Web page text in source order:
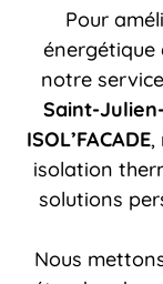
Pour
notre service
Saint-
ISOL’FACADE,
isolation
solutions
Nous